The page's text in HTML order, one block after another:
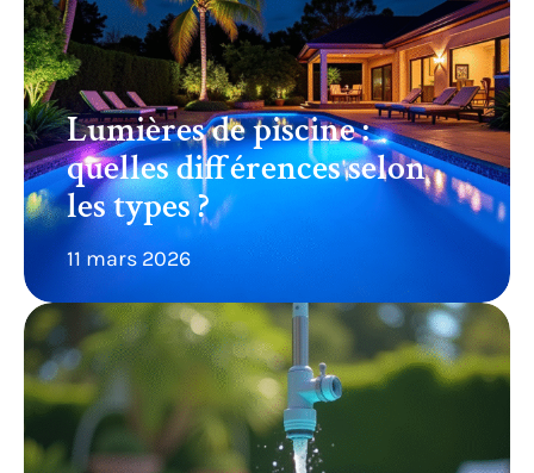
Lumières de piscine :
quelles différences selon
les types ?
11 mars 2026